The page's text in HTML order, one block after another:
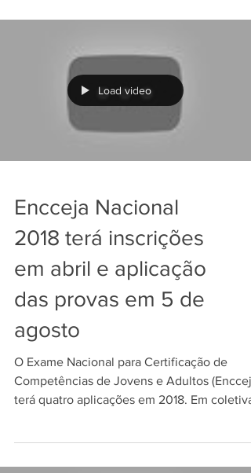
Load video
Encceja Nacional
2018 terá inscrições
em abril e aplicação
das provas em 5 de
agosto
O Exame Nacional para Certificação de
Competências de Jovens e Adultos
terá quatro aplicações em 2018. Em coletiva